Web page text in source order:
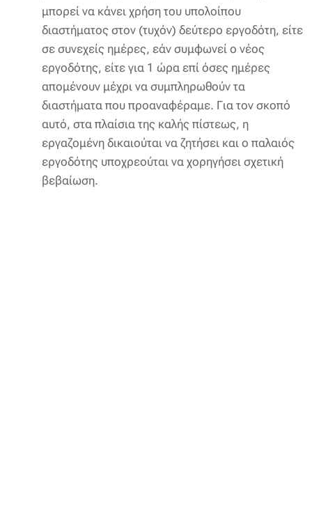
μπορεί να κάνει χρήση του υπολοίπου
διαστήματος στον (τυχόν) δεύτερο εργοδότη, είτε
σε συνεχείς ημέρες, εάν συμφωνεί ο νέος
εργοδότης, είτε για 1 ώρα επί όσες ημέρες
απομένουν μέχρι να συμπληρωθούν τα
διαστήματα που προαναφέραμε. Για τον σκοπό
αυτό, στα πλαίσια της καλής πίστεως, η
εργαζομένη δικαιούται να ζητήσει και ο παλαιός
εργοδότης υποχρεούται να χορηγήσει σχετική
βεβαίωση.